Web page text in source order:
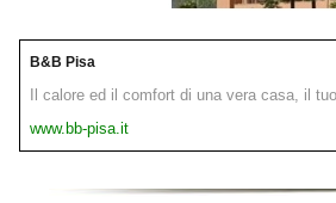
B&B Pisa
Il calore ed il comfort di una vera casa, il
www.bb-pisa.it